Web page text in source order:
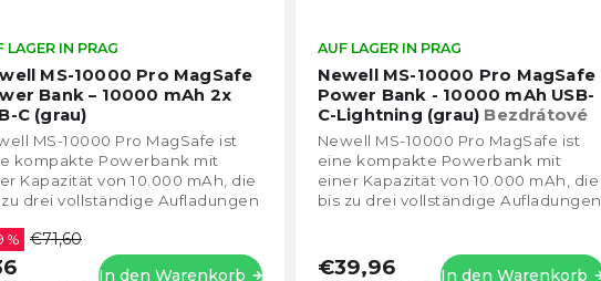
MS-10000 Pro MagSafe
Bank – 10000 mAh 2x
C (grau)
durchschnittliche
Produktbewertung
Sternen.
LAGER IN PRAG
% €71,60
In den Warenkorb
MS-10000 Pro MagSafe ist
kompakte Powerbank mit
Kapazität von 10.000 mAh, die
drei vollständige Aufladungen
Newell MS-10000 Pro MagSafe
Power Bank - 10000 mAh USB-
C-Lightning (grau) Bezdrátové
nabíjení, stojánek
AUF LAGER IN PRAG
€39,96 In den Warenkorb
Newell MS-10000 Pro MagSafe ist
eine kompakte Powerbank mit
einer Kapazität von 10.000 mAh, die
bis zu drei vollständige Aufladungen